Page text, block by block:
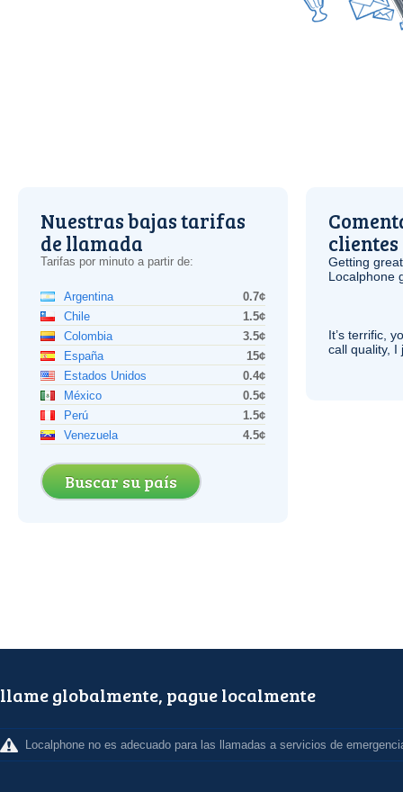
Nuestras bajas tarifas
de llamada
Tarifas por minuto a partir de:
Argentina
0.7¢
Chile
1.5¢
Colombia
3.5¢
España
15¢
Estados Unidos
0.4¢
México
0.5¢
Perú
1.5¢
Venezuela
4.5¢
Buscar su país
clientes
Getting
Localphone
It’s terrific,
call quality, I
llame globalmente, pague localmente
Localphone no es adecuado para las llamadas a servicios de